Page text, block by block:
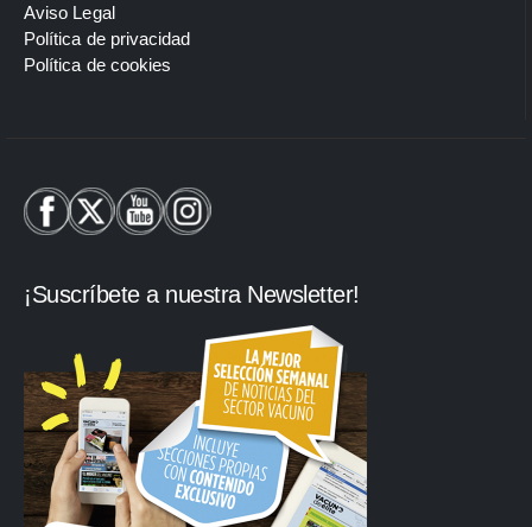
Aviso Legal
Política de privacidad
Política de cookies
¡Suscríbete a nuestra Newsletter!